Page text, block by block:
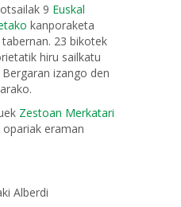
9 Euskal
kanporaketa
23 bikotek
hiru sailkatu
izango den
Zestoan Merkatari
eraman
Alberdi